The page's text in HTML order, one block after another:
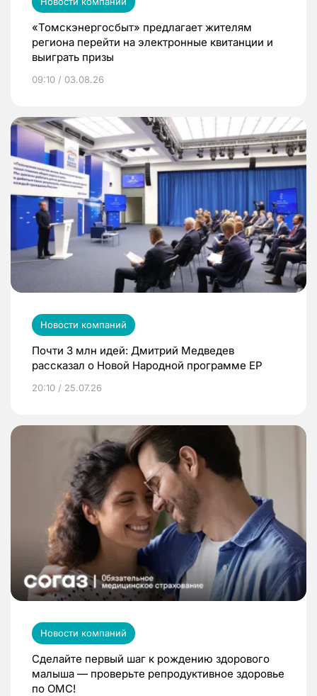
«Томскэнергосбыт» предлагает жителям
региона перейти на электронные квитанции и
выиграть призы
09:10 / 03.08.26
Новости компаний
Почти 3 млн идей: Дмитрий Медведев
рассказал о Новой Народной программе ЕР
20:10 / 25.07.26
Новости компаний
Сделайте первый шаг к рождению здорового
малыша — проверьте репродуктивное здоровье
по ОМС!